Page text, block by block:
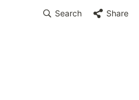
Search Share